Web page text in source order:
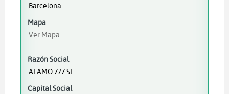
Barcelona
Mapa
Ver Mapa
Razón Social
ALAMO 777 SL
Capital Social